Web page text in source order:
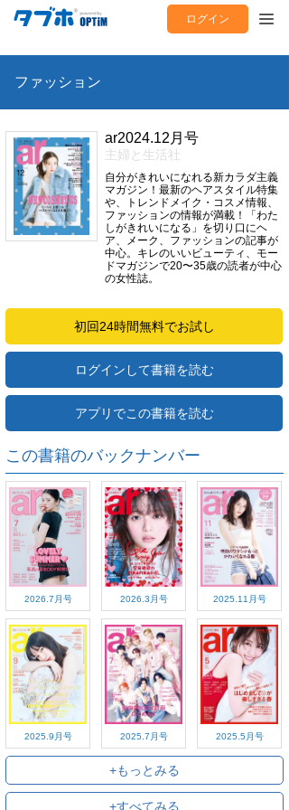
ログイン
ファッション
ar2024.12月号
主婦と生活社
自分がきれいになれる新カラダ主義
マガジン！最新のヘアスタイル特集
や、トレンドメイク・コスメ情報、
ファッションの情報が満載！「わた
しがきれいになる」を切り口にヘ
ア、メーク、ファッションの記事が
中心。キレのいいビューティ、モー
ドマガジンで20〜35歳の読者が中心
の女性誌。
初回24時間無料でお試し
ログインして書籍を読む
アプリでこの書籍を読む
この書籍のバックナンバー
2026.7月号 2026.3月号 2025.11月号
2025.9月号 2025.7月号 2025.5月号
+もっとみる
+すべてみる